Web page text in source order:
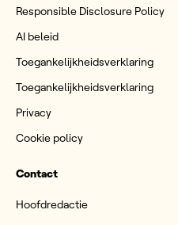
Responsible Disclosure Policy
AI beleid
Toegankelijkheidsverklaring
Toegankelijkheidsverklaring
Privacy
Cookie policy
Contact
Hoofdredactie